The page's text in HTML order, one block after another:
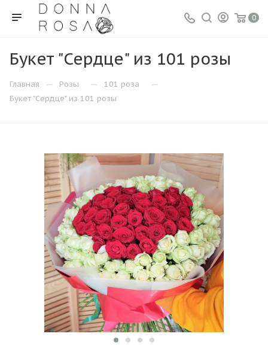
0
Букет "Сердце" из 101 розы
Главная — Розы — 101 роза —
Букет "Сердце" из 101 розы